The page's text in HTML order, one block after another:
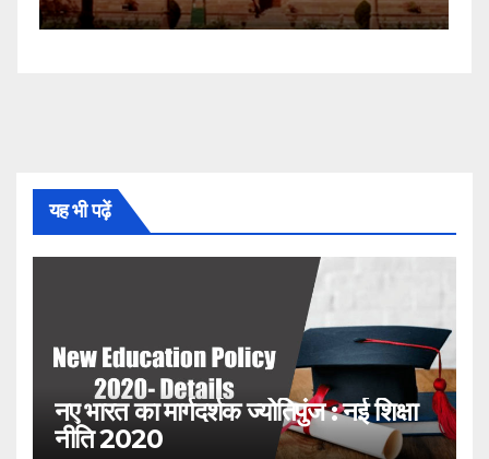
यह भी पढ़ें
नए भारत का मार्गदर्शक ज्योतिपुंज : नई शिक्षा
नीति 2020